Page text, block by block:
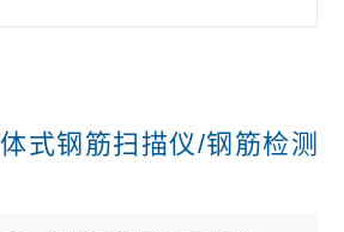
式钢筋扫描仪/钢筋检测